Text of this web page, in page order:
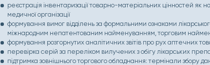
реєстрація інвентаризації товарно-матеріальних цінностей як
медичної організації
формування вимог відділень за формальними ознаками
міжнародним непатентованим найменуванням, торговим
формування розгорнутих аналітичних звітів про рух аптечних
перевірка серій за переліком вилучених з обігу лікарських
підтримка зовнішнього торгового обладнання: термінали збору